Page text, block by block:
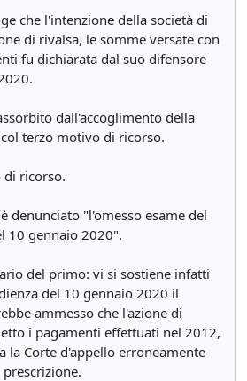
che l'intenzione della società di
di rivalsa, le somme versate con
fu dichiarata dal suo difensore
dall'accoglimento della
terzo motivo di ricorso.
ricorso.
denunciato "l'omesso esame del
10 gennaio 2020".
del primo: vi si sostiene infatti
del 10 gennaio 2020 il
ammesso che l'azione di
i pagamenti effettuati nel 2012,
la Corte d'appello erroneamente